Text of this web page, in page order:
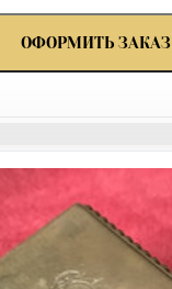
ОФОРМИТЬ ЗАКАЗ